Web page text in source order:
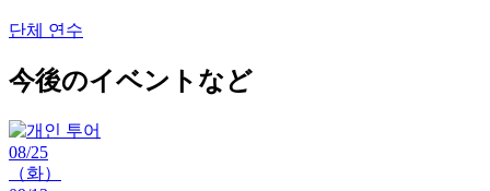
단체 연수
今後のイベントなど
08/25
（화）